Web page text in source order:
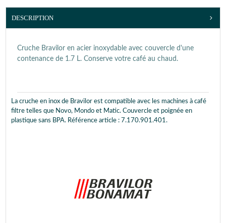
DESCRIPTION
Cruche Bravilor en acier inoxydable avec couvercle d'une
contenance de 1.7 L. Conserve votre café au chaud.
La cruche en inox de Bravilor est compatible avec les machines à café
filtre telles que Novo, Mondo et Matic. Couvercle et poignée en
plastique sans BPA. Référence article : 7.170.901.401.